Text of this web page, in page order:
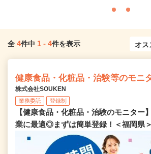
全 4件中 1 - 4件を表示
健康食品・化粧品・治験等のモニ
株式会社SOUKEN
業務委託 登録制
【健康食品・化粧品・治験のモニター
業に最適◎まずは簡単登録！＜福岡県＞